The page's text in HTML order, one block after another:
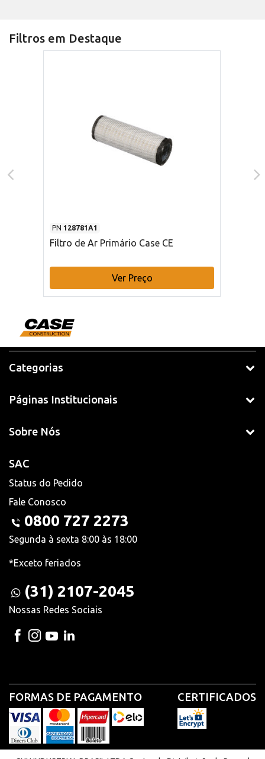
Filtros em Destaque
PN 128781A1
Filtro de Ar Primário Case CE
Ver Preço
Categorias
Páginas Institucionais
Sobre Nós
SAC
Status do Pedido
Fale Conosco
0800 727 2273
Segunda à sexta 8:00 às 18:00
*Exceto feriados
(31) 2107-2045
Nossas Redes Sociais
FORMAS DE PAGAMENTO CERTIFICADOS